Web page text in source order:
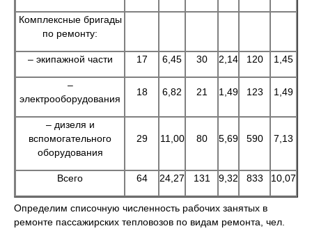
Комплексные бригады
по ремонту:
– экипажной части 17 6,45 30 2,14 120 1,45
–
электрооборудования
18 6,82 21 1,49 123 1,49
– дизеля и
вспомогательного
оборудования
29 11,00 80 5,69 590 7,13
Всего 64 24,27 131 9,32 833 10,07
Определим списочную численность рабочих занятых в
ремонте пассажирских тепловозов по видам ремонта, чел.